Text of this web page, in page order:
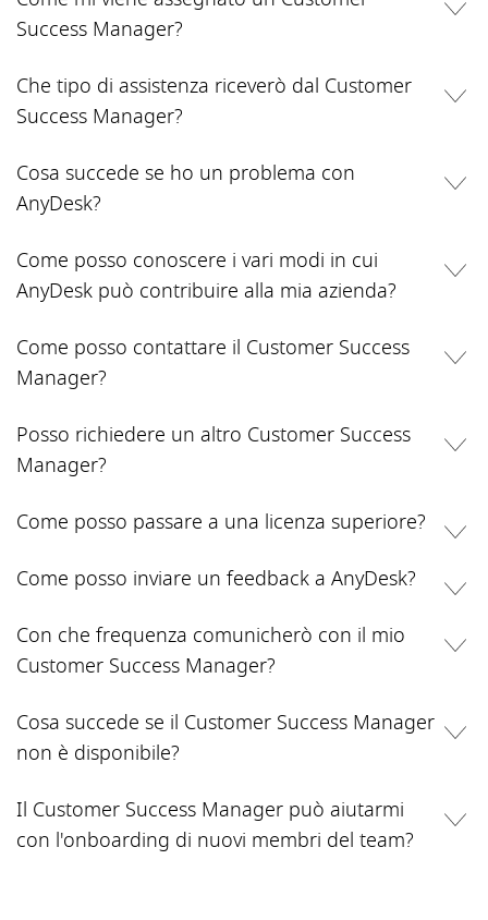
Success Manager?
Che tipo di assistenza riceverò dal Customer
Success Manager?
Cosa succede se ho un problema con
AnyDesk?
Come posso conoscere i vari modi in cui
AnyDesk può contribuire alla mia azienda?
Come posso contattare il Customer Success
Manager?
Posso richiedere un altro Customer Success
Manager?
Come posso passare a una licenza superiore?
Come posso inviare un feedback a AnyDesk?
Con che frequenza comunicherò con il mio
Customer Success Manager?
Cosa succede se il Customer Success Manager
non è disponibile?
Il Customer Success Manager può aiutarmi
con l'onboarding di nuovi membri del team?